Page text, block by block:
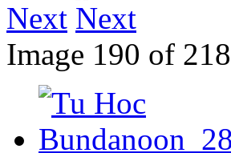
Next
Image 190 of 218